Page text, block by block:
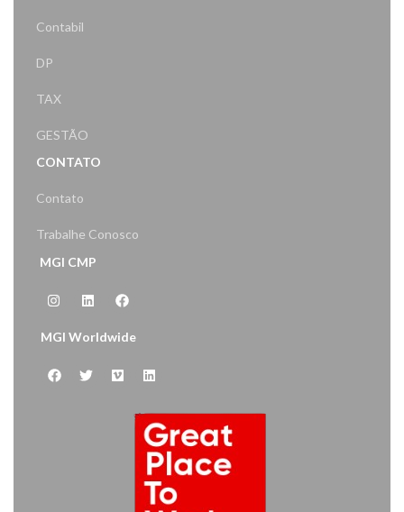
Contabil
DP
TAX
GESTÃO
CONTATO
Contato
Trabalhe Conosco
MGI CMP
MGI Worldwide